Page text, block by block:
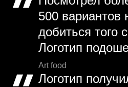
500 вариантов
добиться того
Логотип
Art food
Логотип